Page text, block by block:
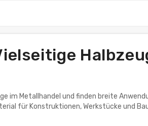
im Metallhandel und finden breite
für Konstruktionen, Werkstücke und